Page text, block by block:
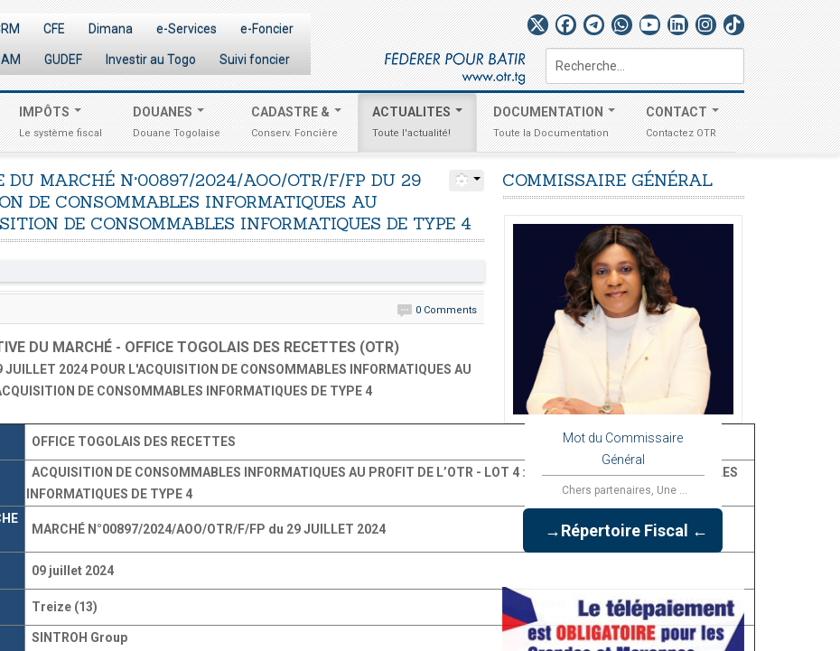
CFE Dimana e-Services e-Foncier
GUDEF Investir au Togo Suivi foncier Rechercher
IMPÔTS
Le système fiscal
DOUANES
Douane Togolaise
CADASTRE &
Conserv. Foncière
ACTUALITES
Toute l'actualité!
DOCUMENTATION
Toute la Documentation
CONTACT
Contactez OTR
DU MARCHÉ N°00897/2024/AOO/OTR/F/FP DU 29
DE CONSOMMABLES INFORMATIQUES AU
DE CONSOMMABLES INFORMATIQUES DE TYPE 4
0 Comments
DU MARCHÉ - OFFICE TOGOLAIS DES RECETTES (OTR)
2024 POUR L'ACQUISITION DE CONSOMMABLES INFORMATIQUES AU
DE CONSOMMABLES INFORMATIQUES DE TYPE 4
OFFICE TOGOLAIS DES RECETTES
ACQUISITION DE CONSOMMABLES INFORMATIQUES AU PROFIT DE L’OTR - LOT 4 : ACQUISITION DE CONSOMMABLES
INFORMATIQUES DE TYPE 4
MARCHÉ N°00897/2024/AOO/OTR/F/FP du 29 JUILLET 2024
09 juillet 2024
Treize (13)
SINTROH Group
COMMISSAIRE GÉNÉRAL
Mot du Commissaire
Général
Chers partenaires, Une ...
→Répertoire Fiscal ←